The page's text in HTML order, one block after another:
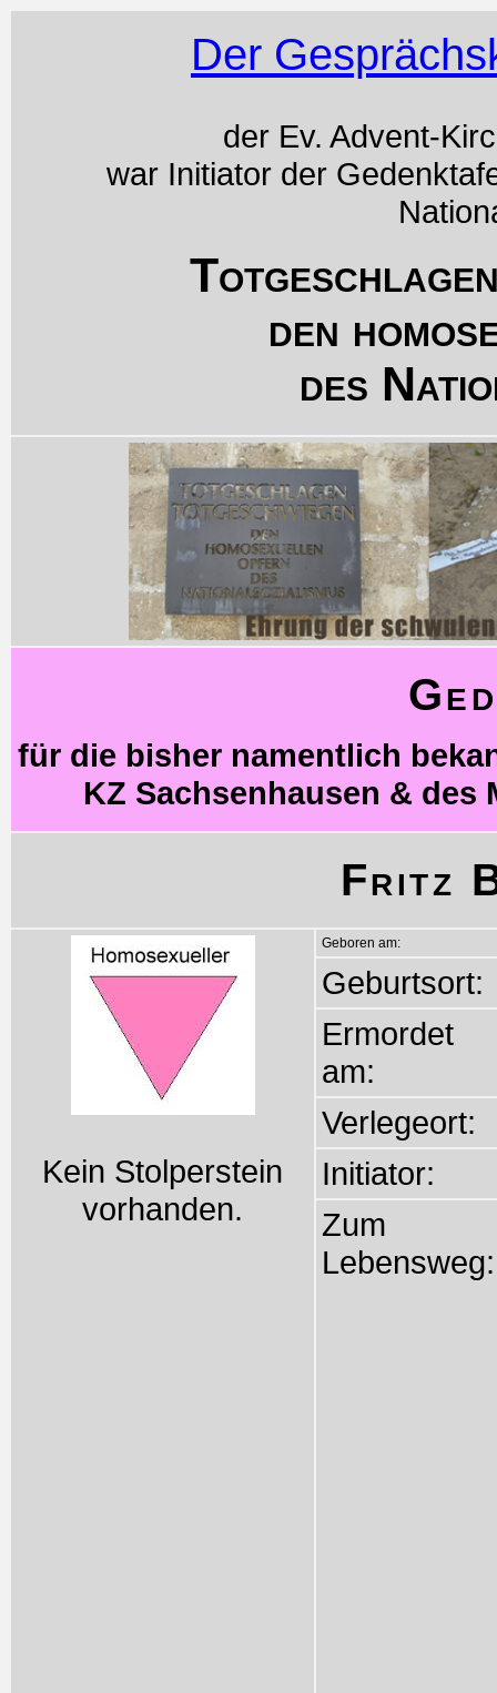
Der
der Ev. Advent-
war Initiator der
den
des
für die bisher namentlich
KZ Sachsenhausen & des
Fritz
Kein Stolperstein
vorhanden.
Geboren am:
Geburtsort:
Ermordet
am:
Verlegeort:
Initiator:
Zum
Lebensweg: